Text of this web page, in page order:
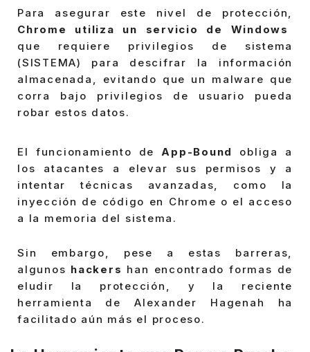
Para asegurar este nivel de protección,
Chrome utiliza un servicio de Windows
que requiere privilegios de sistema
(SISTEMA) para descifrar la información
almacenada, evitando que un malware que
corra bajo privilegios de usuario pueda
robar estos datos.
El funcionamiento deApp-Bound
obliga a
los atacantes a elevar sus permisos y a
intentar técnicas avanzadas, como la
inyección de código en Chrome o el acceso
a la memoria del sistema.
Sin embargo, pese a estas barreras,
algunos hackers han encontrado formas de
eludir la protección, y la reciente
herramienta de Alexander Hagenah ha
facilitado aún más el proceso.